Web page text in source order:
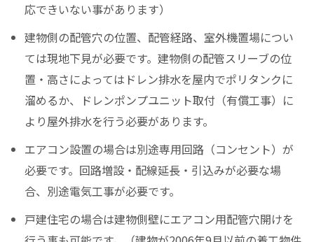
応できいない事があります）
建物側の配管穴の位置、配管経路、室外機置場につい
ては現地下見が必要です。建物側の配管スリーブの位
置・高さによってはドレン排水を屋内でポリタンクに
溜めるか、ドレンポンプユニット取付（有償工事）に
より屋外排水を行う必要があります。
エアコン設置の場合は別途専用回路（コンセント）が
必要です。回路増設・配線延長・引込みが必要な場
合、別途電気工事が必要です。
戸建住宅の場合は建物側壁にエアコン用配管穴開けを